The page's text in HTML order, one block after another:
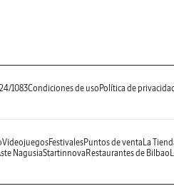
1083Condiciones de uso Política de privacidad
VideojuegosFestivalesPuntos de venta La
NagusiaStartinnova Restaurantes de Bilbao